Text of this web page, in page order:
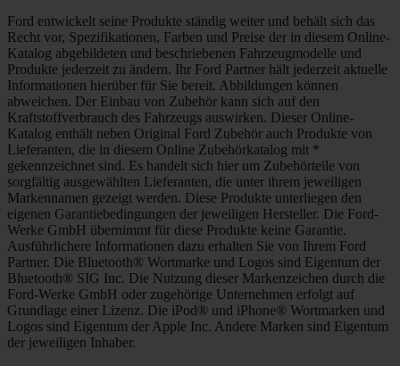
Ford entwickelt seine Produkte ständig weiter und behält sich das
Recht vor, Spezifikationen, Farben und Preise der in diesem Online-
Katalog abgebildeten und beschriebenen Fahrzeugmodelle und
Produkte jederzeit zu ändern. Ihr Ford Partner hält jederzeit aktuelle
Informationen hierüber für Sie bereit. Abbildungen können
abweichen. Der Einbau von Zubehör kann sich auf den
Kraftstoffverbrauch des Fahrzeugs auswirken. Dieser Online-
Katalog enthält neben Original Ford Zubehör auch Produkte von
Lieferanten, die in diesem Online Zubehörkatalog mit *
gekennzeichnet sind. Es handelt sich hier um Zubehörteile von
sorgfältig ausgewählten Lieferanten, die unter ihrem jeweiligen
Markennamen gezeigt werden. Diese Produkte unterliegen den
eigenen Garantiebedingungen der jeweiligen Hersteller. Die Ford-
Werke GmbH übernimmt für diese Produkte keine Garantie.
Ausführlichere Informationen dazu erhalten Sie von Ihrem Ford
Partner. Die Bluetooth® Wortmarke und Logos sind Eigentum der
Bluetooth® SIG Inc. Die Nutzung dieser Markenzeichen durch die
Ford-Werke GmbH oder zugehörige Unternehmen erfolgt auf
Grundlage einer Lizenz. Die iPod® und iPhone® Wortmarken und
Logos sind Eigentum der Apple Inc. Andere Marken sind Eigentum
der jeweiligen Inhaber.